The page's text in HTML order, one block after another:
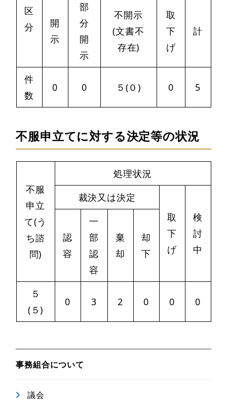
区
分
開
示
部
分
開
示
不開示
(文書不
存在)
取
下
げ
計
件
数
0 0 ５(０) 0 5
不服申立てに対する決定等の状況
不服
申立
て(う
ち諮
問)
処理状況
裁決又は決定
取
下
げ
検
討
中
認
容
一
部
認
容
棄
却
却
下
５
(５)
0 3 2 0 0 0
事務組合について
議会